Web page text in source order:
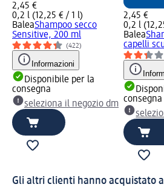
2,45 €
0,2 l (12,25 € / 1 l)
BaleaShampoo secco
Sensitive, 200 ml
(422)
Informazioni
Disponibile per la
consegna
seleziona il negozio dm
2,45 €
0,2 l
Balea
capelli
consegna
Gli altri clienti hanno acquistato